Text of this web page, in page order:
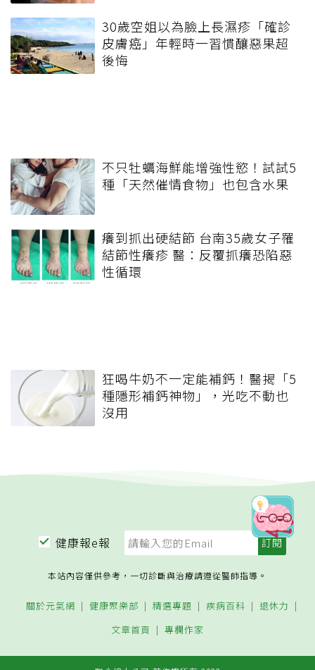
30歲空姐以為臉上長濕疹「確診
皮膚癌」年輕時一習慣釀惡果超
後悔
不只牡蠣海鮮能增強性慾！試試5
種「天然催情食物」也包含水果
癢到抓出硬結節 台南35歲女子罹
結節性癢疹 醫：反覆抓癢恐陷惡
性循環
狂喝牛奶不一定能補鈣！醫揭「5
種隱形補鈣神物」，光吃不動也
沒用
健康報e報
本站內容僅供參考，一切診斷與治療請遵從醫師指導。
關於元氣網 健康聚樂部 精選專題 疾病百科
退休力
文章首頁
專欄作家